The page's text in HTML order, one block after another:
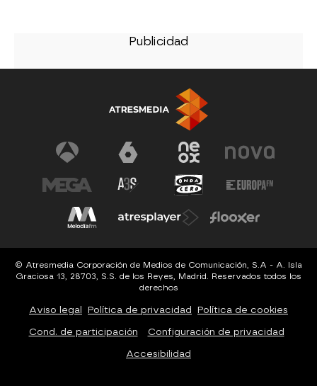
© Atresmedia Corporación de Medios de Comunicación, S.A - A. Isla
Graciosa 13, 28703, S.S. de los Reyes, Madrid. Reservados todos los
derechos
Aviso legal Política de privacidad Política de cookies
Cond. de participación Configuración de privacidad
Accesibilidad